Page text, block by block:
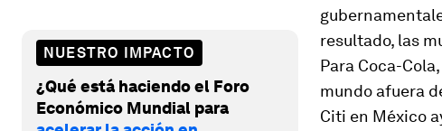
NUESTRO IMPACTO
¿Qué está haciendo el Foro
Económico Mundial para
resultado, las
Para Coca-
mundo afuera
Citi en México